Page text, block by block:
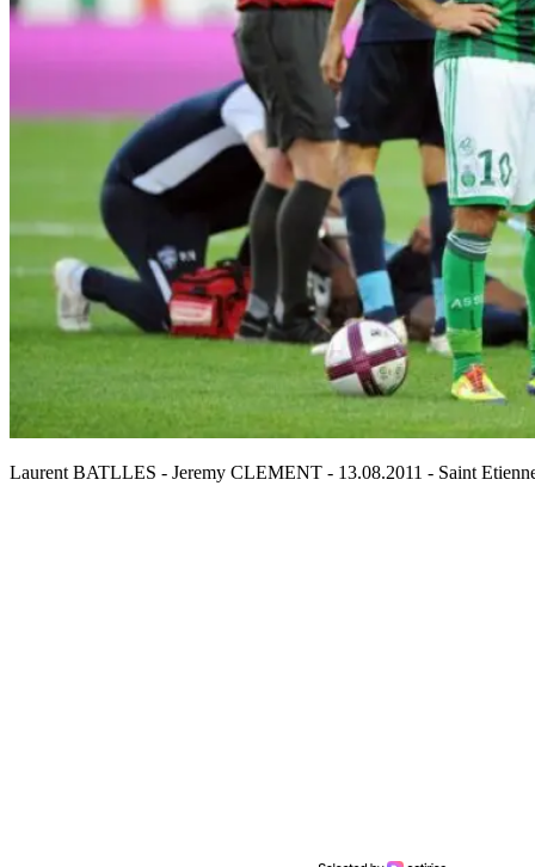
Laurent BATLLES - Jeremy CLEMENT - 13.08.2011 - Saint